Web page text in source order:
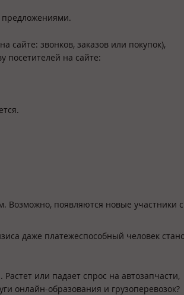
предложениями.
сайте: звонков, заказов или покупок),
посетителей на сайте:
Возможно, появляются новые участники
даже платежеспособный человек
или падает спрос на автозапчасти,
онлайн-образования и грузоперевозок?